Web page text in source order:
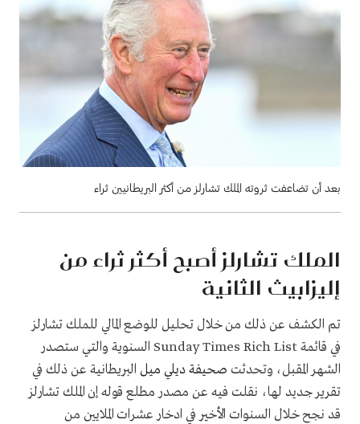
بعد أن تضاعفت ثروته الملك تشارلز من أكثر البريطانيين ثراء
الملك تشارلز أصبح أكثر ثراء من
إليزابيث الثانية
تم الكشف عن ذلك من خلال تحليل للوضع المالي للملك تشارلز
في قائمةSunday Times Rich List السنوية والتي ستصدر
الشهر المقبل، وتحدثت صحيفة ديلي ميل البريطانية عن ذلك في
تقرير جديد لها، نقلت فيه عن مصدر مطلع قوله إن الملك تشارلز
قد نجح خلال السنوات الأخير في ادخار عشرات الملايين من